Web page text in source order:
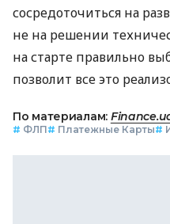
сосредоточиться на
не на решении
на старте правильно
позволит все это
По материалам:
# ФЛП# Платежные Карты#